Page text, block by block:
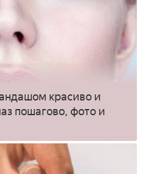
красиво и
пошагово, фото и